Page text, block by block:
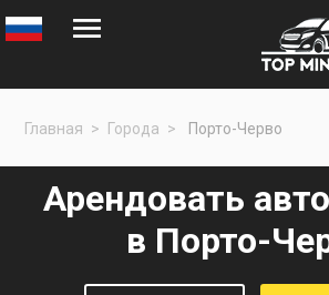
Главная Города Порто-Черво
Арендовать
в Порто-